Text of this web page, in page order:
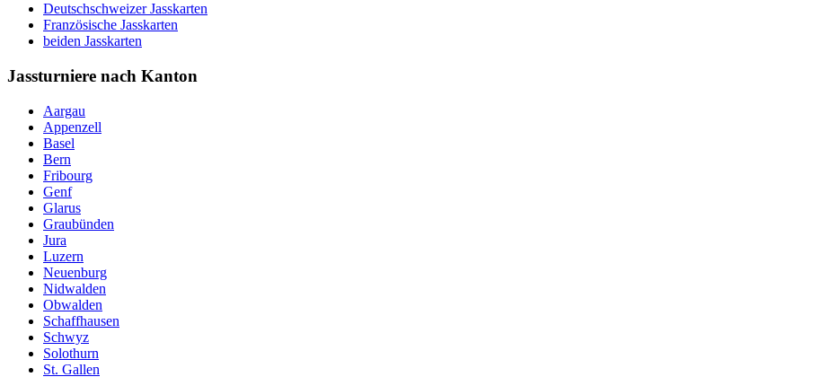
Deutschschweizer Jasskarten
Französische Jasskarten
beiden Jasskarten
Jassturniere nach Kanton
Aargau
Appenzell
Basel
Bern
Fribourg
Genf
Glarus
Graubünden
Jura
Luzern
Neuenburg
Nidwalden
Obwalden
Schaffhausen
Schwyz
Solothurn
St. Gallen